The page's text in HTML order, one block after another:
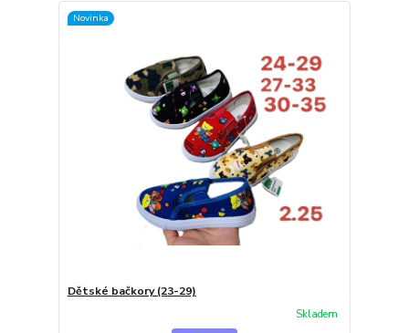
Novinka
Dětské bačkory (23-29)
Skladem